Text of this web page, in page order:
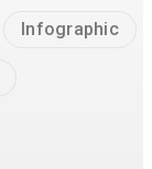
Infographic